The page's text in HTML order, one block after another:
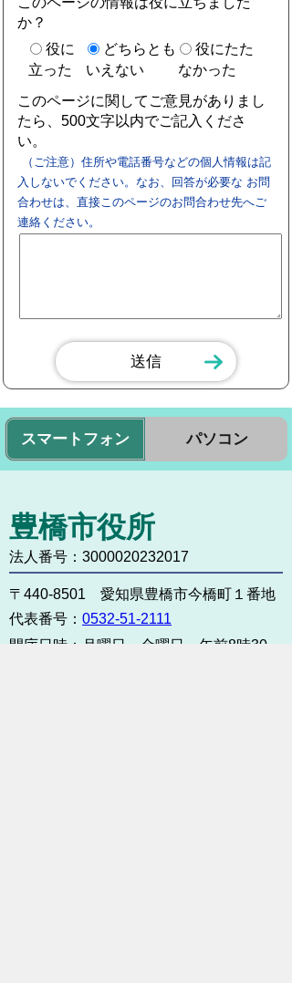
か？
役に
立った
どちらとも
いえない
役にたた
なかった
このページに関してご意見がありまし
たら、500文字以内でご記入くださ
い。
（ご注意）住所や電話番号などの個人情報は記
入しないでください。なお、回答が必要な お問
合わせは、直接このページのお問合わせ先へご
連絡ください。
スマートフォン パソコン
豊橋市役所
法人番号：3000020232017
〒440-8501 愛知県豊橋市今橋町１番地
代表番号： 0532-51-2111
開庁日時：
月曜日～金曜日 午前8時30